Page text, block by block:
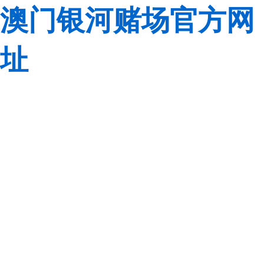
澳门银河赌场官方网
址